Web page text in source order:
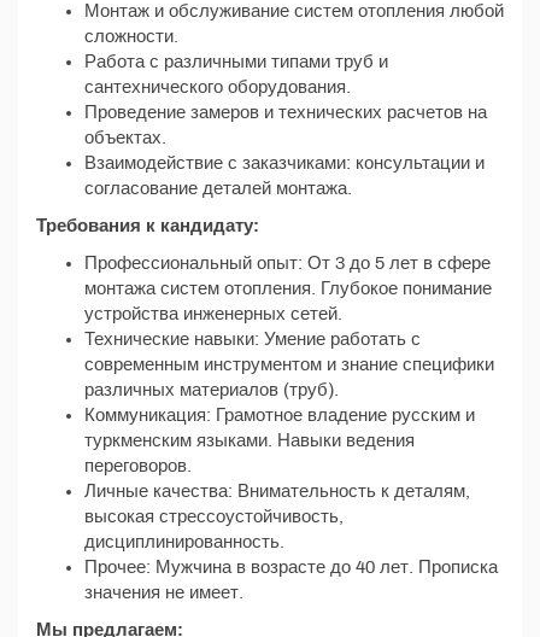
Монтаж и обслуживание систем отопления любой
сложности.
Работа с различными типами труб и
сантехнического оборудования.
Проведение замеров и технических расчетов на
объектах.
Взаимодействие с заказчиками: консультации и
согласование деталей монтажа.
Требования к кандидату:
Профессиональный опыт: От 3 до 5 лет в сфере
монтажа систем отопления. Глубокое понимание
устройства инженерных сетей.
Технические навыки: Умение работать с
современным инструментом и знание специфики
различных материалов (труб).
Коммуникация: Грамотное владение русским и
туркменским языками. Навыки ведения
переговоров.
Личные качества: Внимательность к деталям,
высокая стрессоустойчивость,
дисциплинированность.
Прочее: Мужчина в возрасте до 40 лет. Прописка
значения не имеет.
Мы предлагаем: